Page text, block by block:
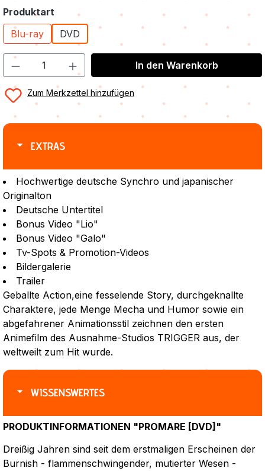
Produktart auswählen
Blu-ray
DVD
In den Warenkorb
Zum Merkzettel hinzufügen
EXTRAS
Hochwertige deutsche Synchro und japanischer
Originalton
Deutsche Untertitel
Bonus Video "Lio"
Bonus Video "Galo"
Tv-Spots & Promotion-Videos
Bildergalerie
Trailer
Geballte Action,eine fesselende Story, durchgeknallte
Charaktere, jede Menge Mecha und Humor sowie ein
abgefahrener Animationsstil zeichnen den ersten
Animefilm des Ausnahme-Studios TRIGGER aus, der
weltweilt zum Hit wurde.
WISSENSWERTES
PRODUKTINFORMATIONEN "PROMARE [DVD]"
Dreißig Jahren sind seit dem erstmaligen Erscheinen der
Burnish - flammenschwingender, mutierter Wesen -